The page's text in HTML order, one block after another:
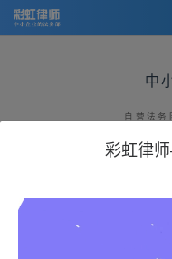
彩虹律
中
自营法务
明码标价、